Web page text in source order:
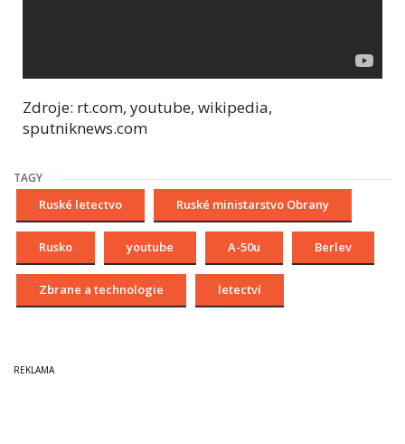
Zdroje: rt.com, youtube, wikipedia,
sputniknews.com
TAGY
Ruské letectvo Ruské ministarstvo Obrany
Rusko youtube A-50u Berlev
Zbrane a technologie letectví